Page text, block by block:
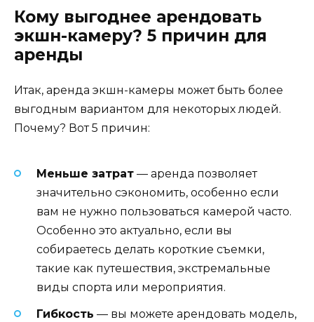
Кому выгоднее арендовать
экшн-камеру? 5 причин для
аренды
Итак, аренда экшн-камеры может быть более
выгодным вариантом для некоторых людей.
Почему? Вот 5 причин:
Меньше затрат — аренда позволяет
значительно сэкономить, особенно если
вам не нужно пользоваться камерой часто.
Особенно это актуально, если вы
собираетесь делать короткие съемки,
такие как путешествия, экстремальные
виды спорта или мероприятия.
Гибкость — вы можете арендовать модель,